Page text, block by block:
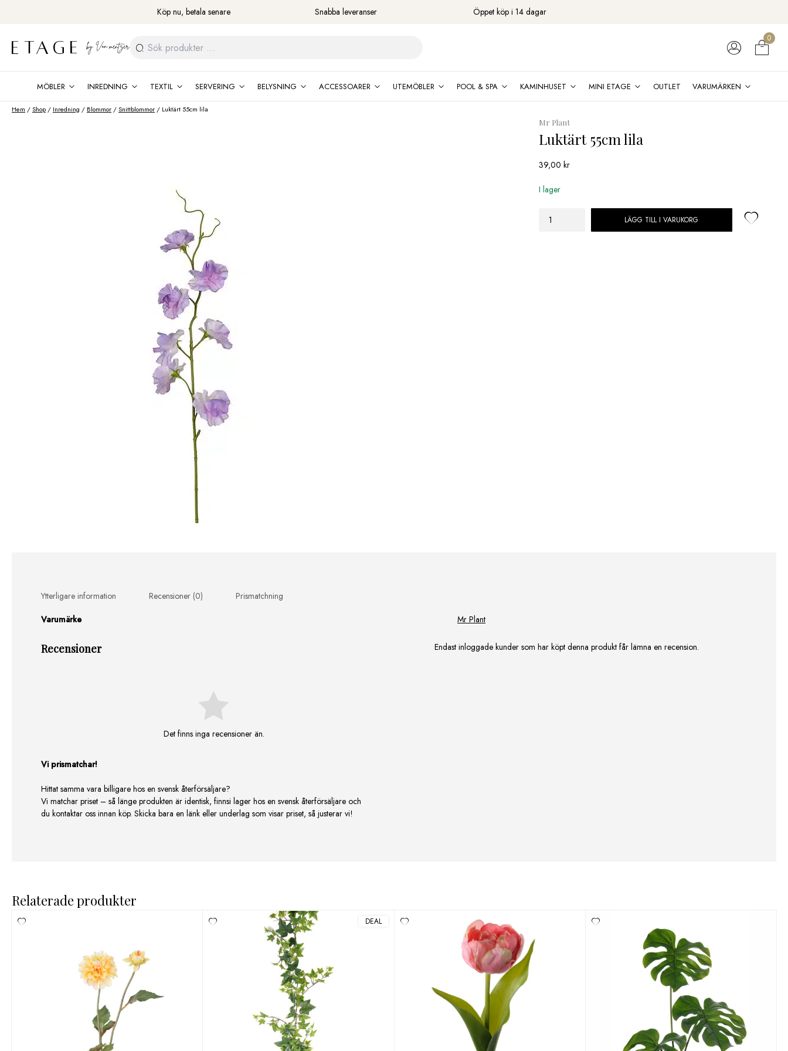
Köp nu, betala senare Snabba leveranser Öppet köp i 14 dagar
Sök
efter:
0
MÖBLER INREDNING TEXTIL SERVERING BELYSNING ACCESSOARER UTEMÖBLER POOL & SPA KAMINHUSET MINI ETAGE OUTLET VARUMÄRKEN
Hem /Shop / Inredning / Blommor /Snittblommor / Luktärt 55cm lila
Mr Plant
Luktärt 55cm lila
39,00kr
I lager
Luktärt
LÄGG TILL I VARUKORG
Ytterligare information Recensioner (0)
Prismatchning
Varumärke
Mr Plant
Recensioner
Det finns inga recensioner än.
Endast inloggade kunder som har köpt denna produkt får lämna en recension.
Vi prismatchar!
Hittat samma vara billigare hos en svensk återförsäljare?
Vi matchar priset – så länge produkten är identisk, finnsi lager hos en svensk återförsäljare och
du kontaktar oss innan köp. Skicka bara en länk eller underlag som visar priset, så justerar vi!
Relaterade produkter
DEAL